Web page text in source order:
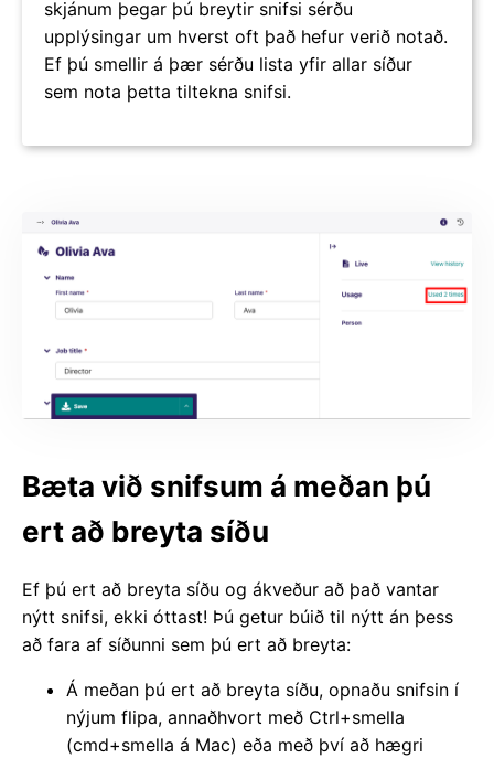
skjánum þegar þú breytir snifsi sérðu
upplýsingar um hverst oft það hefur verið notað.
Ef þú smellir á þær sérðu lista yfir allar síður
sem nota þetta tiltekna snifsi.
Bæta við snifsum á meðan þú
ert að breyta síðu
Ef þú ert að breyta síðu og ákveður að það vantar
nýtt snifsi, ekki óttast! Þú getur búið til nýtt án þess
að fara af síðunni sem þú ert að breyta:
Á meðan þú ert að breyta síðu, opnaðu snifsin í
nýjum flipa, annaðhvort með Ctrl+smella
(cmd+smella á Mac) eða með því að hægri